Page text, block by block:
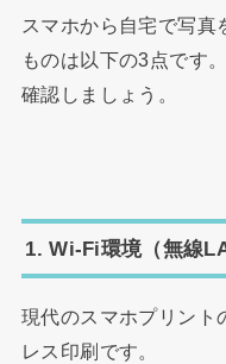
スマホから自宅で写真
ものは以下の3点です
確認しましょう。
1. Wi-Fi環境（無線
現代のスマホプリント
レス印刷です。